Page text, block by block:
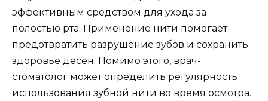
улыбки, делает зубы более белыми и сильнее, а
также устраняет проблему несвежего дыхания.
Просто потратив несколько минут в день, вы
можете улучшить ваше общее состояние